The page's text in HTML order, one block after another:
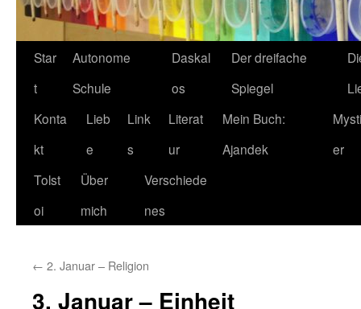
Star
t
Autonome
Schule
Daskal
os
Der dreifache
Spiegel
Konta
kt
Lieb
e
Link
s
Literat
ur
Mein Buch:
Ajandek
er
Tolst
oi
Über
mich
Verschiede
nes
← 2. Januar – Religion
3. Januar – Einheit